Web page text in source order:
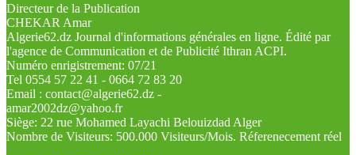
Directeur de la Publication
CHEKAR Amar
Algerie62.dz Journal d'informations générales en ligne. Édité par
l'agence de Communication et de Publicité Ithran ACPI.
Numéro enrigistrement: 07/21
Tel 0554 57 22 41 - 0664 72 83 20
Email : contact@algerie62.dz -
amar2002dz@yahoo.fr
Siège: 22 rue Mohamed Layachi Belouizdad Alger
Nombre de Visiteurs: 500.000 Visiteurs/Mois. Réferenecement réel